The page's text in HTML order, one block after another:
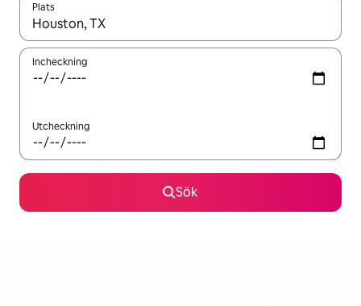
Plats
När resultaten är tillgängliga kan du navigera med upp- och
Incheckning
Utcheckning
Sök